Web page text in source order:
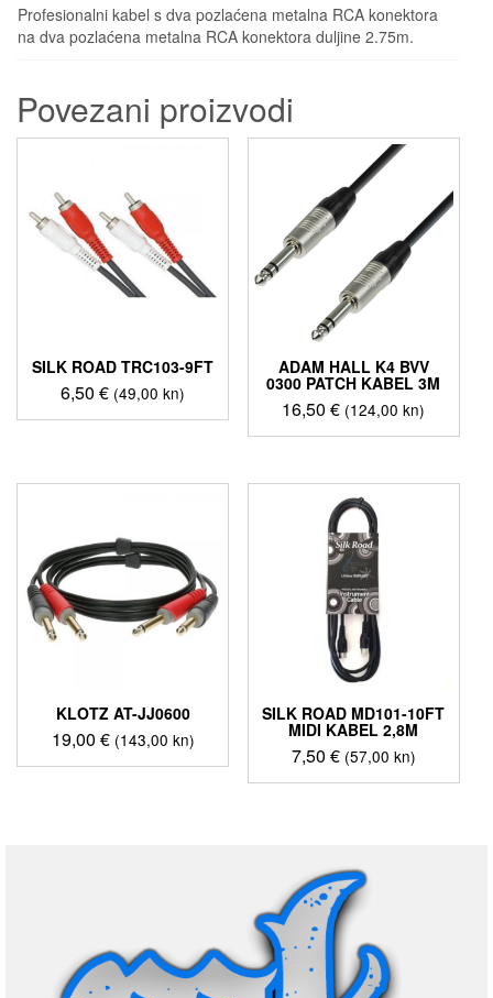
Profesionalni kabel s dva pozlaćena metalna RCA konektora
na dva pozlaćena metalna RCA konektora duljine 2.75m.
Povezani proizvodi
SILK ROAD TRC103-9FT
6,50€ (49,00 kn)
ADAM HALL K4 BVV
0300 PATCH KABEL 3M
16,50€ (124,00 kn)
KLOTZ AT-JJ0600
19,00 € (143,00 kn)
SILK ROAD MD101-10FT
MIDI KABEL 2,8M
7,50 € (57,00 kn)